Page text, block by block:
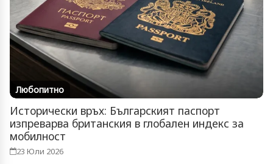
Любопитно
Исторически връх: Българският паспорт
изпреварва британския в глобален индекс за
мобилност
23 Юли 2026